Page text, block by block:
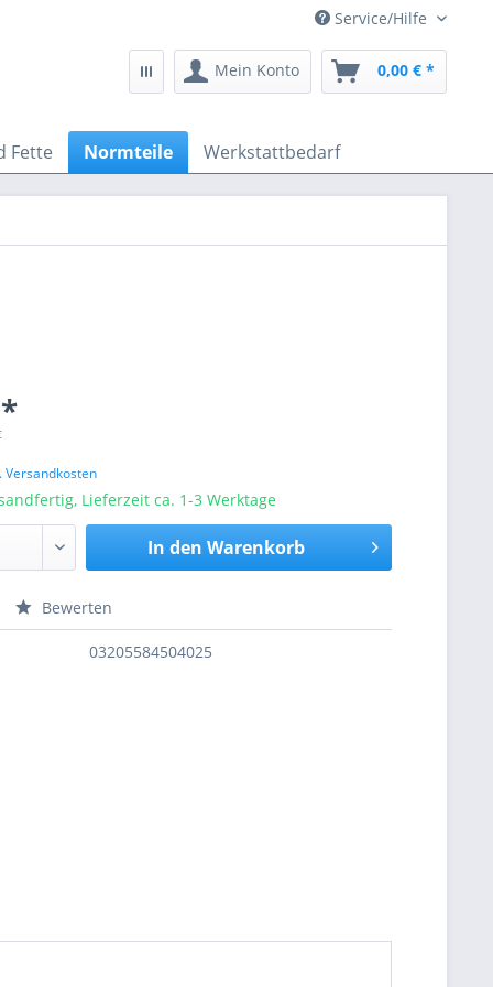
Service/Hilfe
Mein Konto 0,00 € *
Fette Normteile Werkstattbedarf
Versandkosten
Lieferzeit ca. 1-3 Werktage
In den Warenkorb
Bewerten
03205584504025